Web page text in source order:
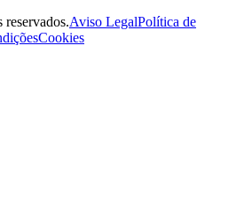
reservados.Aviso LegalPolítica de
Cookies